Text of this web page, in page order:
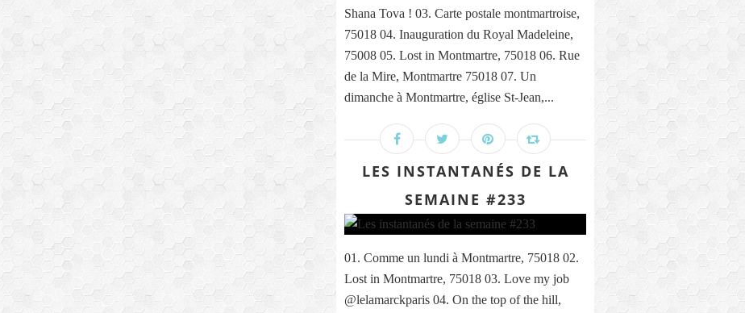
Shana Tova ! 03. Carte postale montmartroise,
75018 04. Inauguration du Royal Madeleine,
75008 05. Lost in Montmartre, 75018 06. Rue
de la Mire, Montmartre 75018 07. Un
dimanche à Montmartre, église St-Jean,...
LES INSTANTANÉS DE LA
SEMAINE #233
01. Comme un lundi à Montmartre, 75018 02.
Lost in Montmartre, 75018 03. Love my job
@lelamarckparis 04. On the top of the hill,